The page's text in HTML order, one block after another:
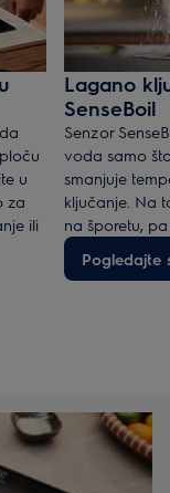
u
za
ili
Lagano
SenseBoil
Senzor
voda samo
smanjuje
ključanje. Na
na šporetu,